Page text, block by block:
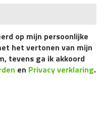
op mijn persoonlijke
het vertonen van mijn
tevens ga ik akkoord
en Privacy verklaring.